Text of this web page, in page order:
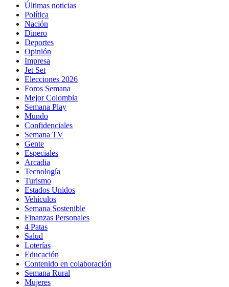
Últimas noticias
Política
Nación
Dinero
Deportes
Opinión
Impresa
Jet Set
Elecciones 2026
Foros Semana
Mejor Colombia
Semana Play
Mundo
Confidenciales
Semana TV
Gente
Especiales
Arcadia
Tecnología
Turismo
Estados Unidos
Vehículos
Semana Sostenible
Finanzas Personales
4 Patas
Salud
Loterías
Educación
Contenido en colaboración
Semana Rural
Mujeres